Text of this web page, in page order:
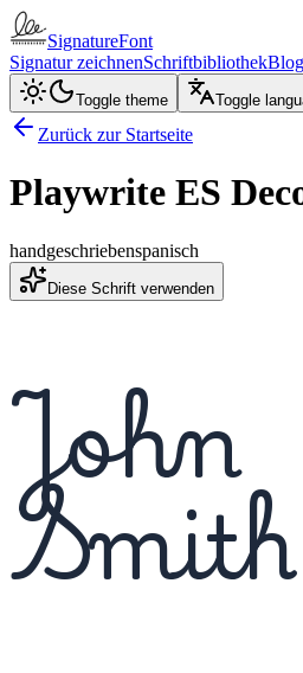
SignatureFont
Signatur zeichnenSchriftbibliothekBlog
Toggle theme Toggle
Zurück zur Startseite
Playwrite ES
handgeschriebenspanisch
Diese Schrift verwenden
John
Smith